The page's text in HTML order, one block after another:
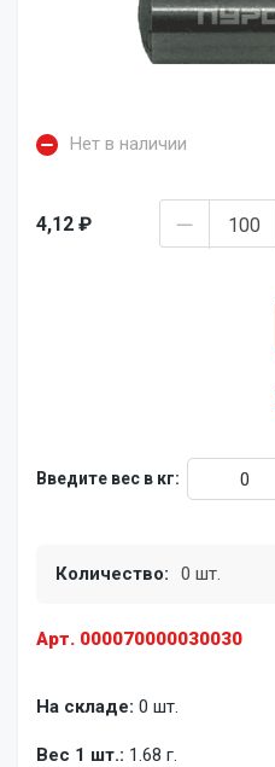
Арт. 000070000030030
Нет в наличии
На складе: 0 шт.
Вес 1 шт.: 1.68 г.
4,12 ₽
Введите вес в кг:
Количество: 0 шт.